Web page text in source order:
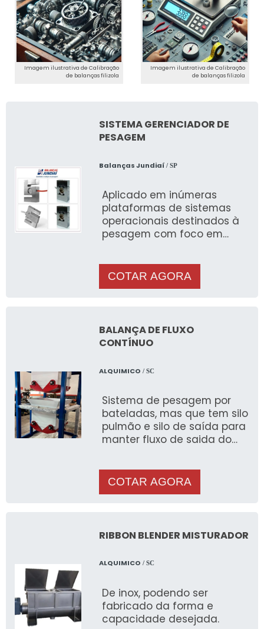
Imagem ilustrativa de Calibração
de balanças filizola
Imagem ilustrativa de Calibração
de balanças filizola
SISTEMA GERENCIADOR DE
PESAGEM
Balanças Jundiaí/ SP
Aplicado em inúmeras
plataformas de sistemas
operacionais destinados à
pesagem com foco em
sistema gerenciador de
pesa
COTAR AGORA
BALANÇA DE FLUXO
CONTÍNUO
ALQUIMICO / SC
Sistema de pesagem por
bateladas, mas que tem silo
pulmão e silo de saída para
manter fluxo de saida do
constante ao processo.
Formado por caçambas
sustentação robusta. A
caçamba pesadora é
carga blindadas IP-67,
caçamba pulmão recebe o
produto e alimenta a
caçamba balança até
COTAR AGORA
RIBBON BLENDER MISTURADOR
ALQUIMICO / SC
De inox, podendo ser
fabricado da forma e
capacidade desejada.